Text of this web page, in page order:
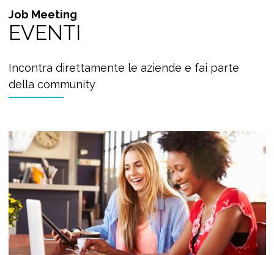
Job Meeting
EVENTI
Incontra direttamente le aziende e fai parte
della community